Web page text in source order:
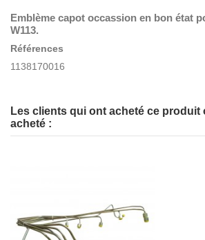
Emblème capot occassion en bon état
W113.
Références
1138170016
Les clients qui ont acheté ce produit
acheté :